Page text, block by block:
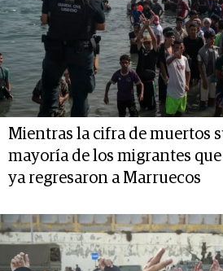
Mientras la cifra de muertos
mayoría de los migrantes
ya regresaron a Marruecos